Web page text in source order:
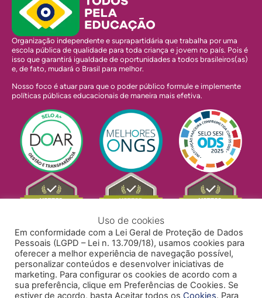
Organização independente e suprapartidária que trabalha por uma
escola pública de qualidade para toda criança e jovem no país. Pois é
isso que garantirá igualdade de oportunidades a todos brasileiros(as)
e, de fato, mudará o Brasil para melhor.
Nosso foco é atuar para que o poder público formule e implemente
políticas públicas educacionais de maneira mais efetiva.
Uso de cookies
Em conformidade com a Lei Geral de Proteção de Dados
Pessoais (LGPD – Lei n. 13.709/18), usamos cookies para
oferecer a melhor experiência de navegação possível,
personalizar conteúdos e desenvolver iniciativas de
marketing. Para configurar os cookies de acordo com a
sua preferência, clique em Preferências de Cookies. Se
estiver de acordo, basta Aceitar todos os Cookies. Para